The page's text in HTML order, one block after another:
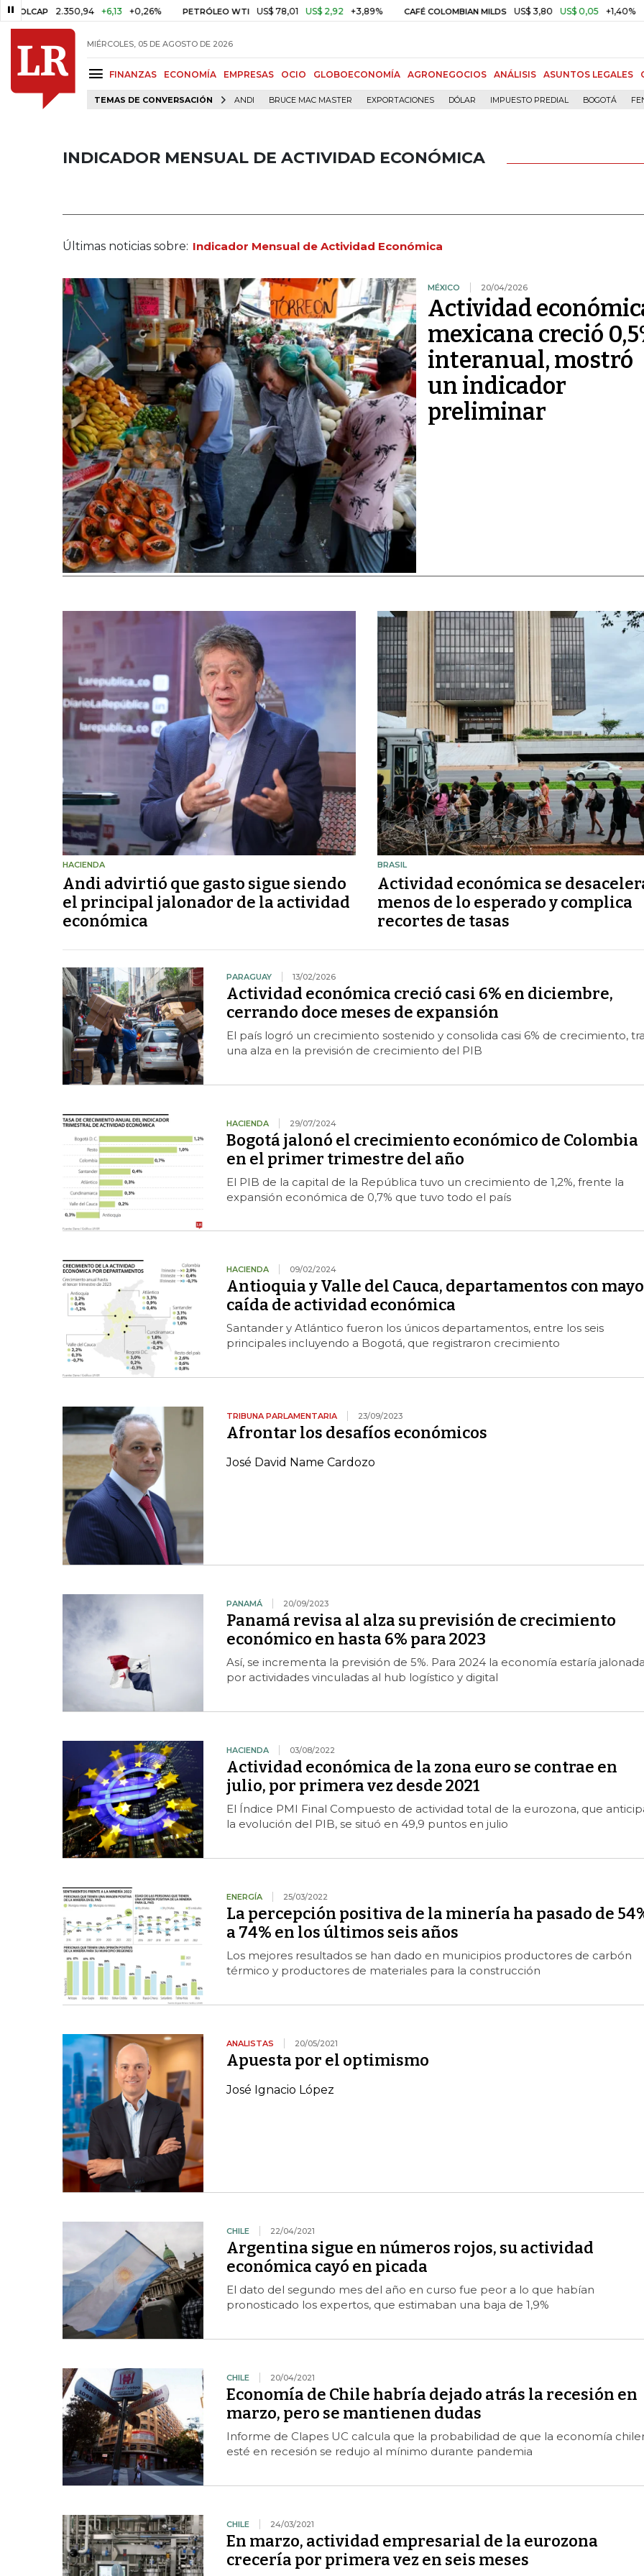
2.350,94 +6,13 +0,26% PETRÓLEO WTI US$ 78,01 US$ 2,92 +3,89% CAFÉ COLOMBIAN MILDS US$ 3,80 US$ 0,05 +1,40% ORO
MIÉRCOLES, 05 DE AGOSTO DE 2026
FINANZAS ECONOMÍA EMPRESAS OCIO GLOBOECONOMÍA AGRONEGOCIOS ANÁLISIS ASUNTOS LEGALES
TEMAS DE CONVERSACIÓN ANDI BRUCE MAC MASTER EXPORTACIONES DÓLAR IMPUESTO PREDIAL BOGOTÁ
INDICADOR MENSUAL DE ACTIVIDAD ECONÓMICA
Últimas noticias sobre: Indicador Mensual de Actividad Económica
MÉXICO 20/04/2026
Actividad
mexicana creció
interanual, mostró
un indicador
preliminar
HACIENDA
Andi advirtió que gasto sigue siendo
el principal jalonador de la actividad
económica
BRASIL
Actividad económica se
menos de lo esperado y complica
recortes de tasas
PARAGUAY 13/02/2026
Actividad económica creció casi 6% en diciembre,
cerrando doce meses de expansión
El país logró un crecimiento sostenido y consolida casi 6% de crecimiento,
una alza en la previsión de crecimiento del PIB
HACIENDA 29/07/2024
Bogotá jalonó el crecimiento económico de Colombia
en el primer trimestre del año
El PIB de la capital de la República tuvo un crecimiento de 1,2%, frente la
expansión económica de 0,7% que tuvo todo el país
HACIENDA 09/02/2024
Antioquia y Valle del Cauca, departamentos con
caída de actividad económica
Santander y Atlántico fueron los únicos departamentos, entre los seis
principales incluyendo a Bogotá, que registraron crecimiento
TRIBUNA PARLAMENTARIA 23/09/2023
Afrontar los desafíos económicos
José David Name Cardozo
PANAMÁ 20/09/2023
Panamá revisa al alza su previsión de crecimiento
económico en hasta 6% para 2023
Así, se incrementa la previsión de 5%. Para 2024 la economía estaría
por actividades vinculadas al hub logístico y digital
HACIENDA 03/08/2022
Actividad económica de la zona euro se contrae en
julio, por primera vez desde 2021
El Índice PMI Final Compuesto de actividad total de la eurozona, que
la evolución del PIB, se situó en 49,9 puntos en julio
ENERGÍA 25/03/2022
La percepción positiva de la minería ha pasado de
a 74% en los últimos seis años
Los mejores resultados se han dado en municipios productores de carbón
térmico y productores de materiales para la construcción
ANALISTAS 20/05/2021
Apuesta por el optimismo
José Ignacio López
CHILE 22/04/2021
Argentina sigue en números rojos, su actividad
económica cayó en picada
El dato del segundo mes del año en curso fue peor a lo que habían
pronosticado los expertos, que estimaban una baja de 1,9%
CHILE 20/04/2021
Economía de Chile habría dejado atrás la recesión en
marzo, pero se mantienen dudas
Informe de Clapes UC calcula que la probabilidad de que la economía
esté en recesión se redujo al mínimo durante pandemia
CHILE 24/03/2021
En marzo, actividad empresarial de la eurozona
crecería por primera vez en seis meses